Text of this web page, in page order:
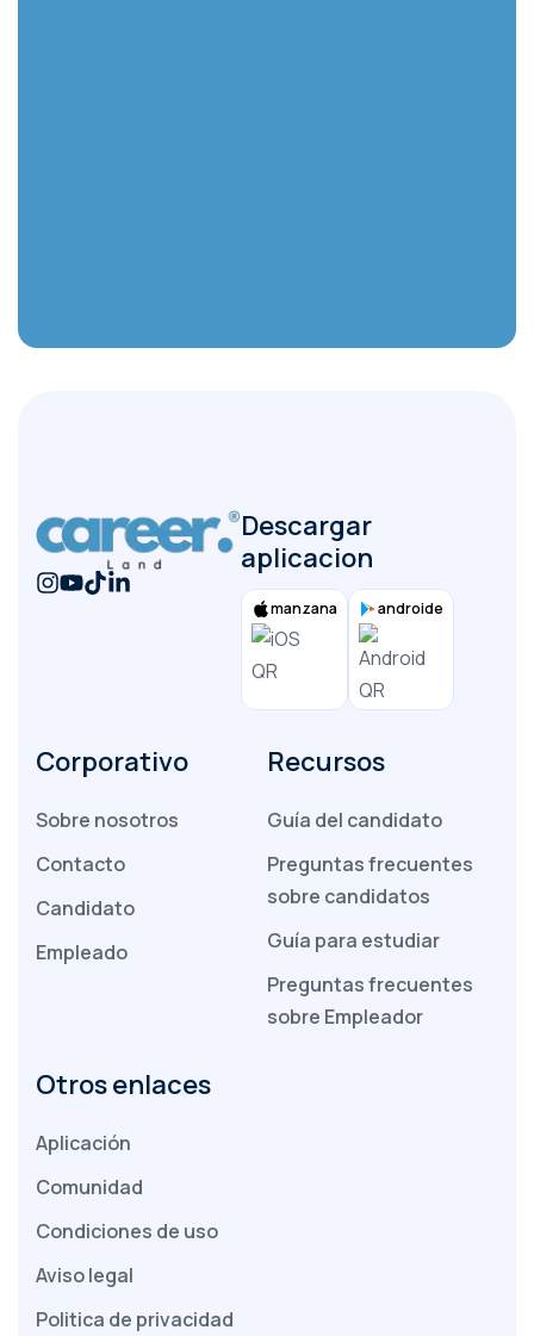
Descargar
aplicacion
manzana androide
Corporativo
Sobre nosotros
Contacto
Candidato
Empleado
Recursos
Guía del candidato
Preguntas frecuentes
sobre candidatos
Guía para estudiar
Preguntas frecuentes
sobre Empleador
Otros enlaces
Aplicación
Comunidad
Condiciones de uso
Aviso legal
Politica de privacidad